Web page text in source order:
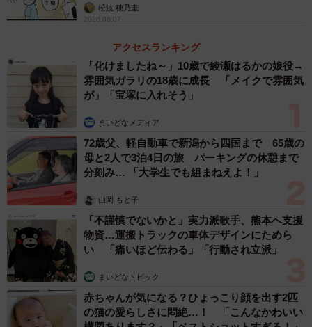
松波 穂乃圭
2026.08.07
アクセスランキング
「化けましたね～」10歳で綾瀬はるかの娘役→
雰囲気ガラリの18歳に成長 「メイクで雰囲気
が」「宝塚に入れそう」
まいどなメディア
72歳父、軽自動車で新潟から四国まで 65歳の
母と2人で3泊4日の旅 パーキングの休憩まで
分刻み… 「大学生でも組まねえよ！」
山岡 もと子
「不謹慎でないかと」実力派歌手、熊本へ支援
物資…運搬トラックの車体デザインにためら
い 「痛いほど伝わる」「行動され立派」
まいどなトピック
赤ちゃんが気になる？ひょっこり顔を出す2匹
の猫の愛らしさに悶絶…！ 「こんなかわいい